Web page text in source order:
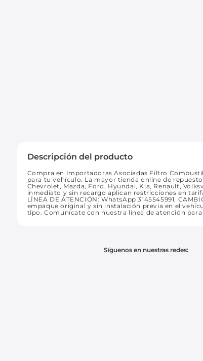
Descripción del producto
Compra en Importadoras Asociadas Filtro
para tu vehículo. La mayor tienda online de
Chevrolet, Mazda, Ford, Hyundai, Kia, Renault,
inmediato y sin recargo aplican restricciones en
LÍNEA DE ATENCIÓN: WhatsApp 3145545991.
empaque original y sin instalación previa en el
tipo. Comunícate con nuestra línea de atención
Síguenos en nuestras redes: